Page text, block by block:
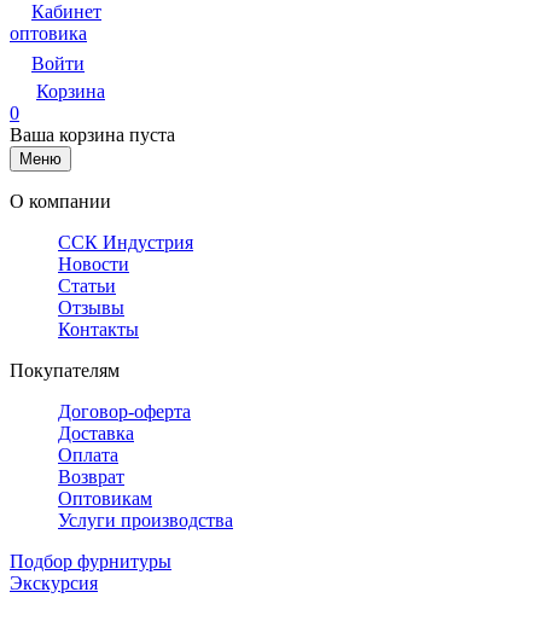
Кабинет
оптовика
Войти
Корзина
0
Ваша корзина пуста
Меню
О компании
ССК Индустрия
Новости
Статьи
Отзывы
Контакты
Покупателям
Договор-оферта
Доставка
Оплата
Возврат
Оптовикам
Услуги производства
Подбор фурнитуры
Экскурсия